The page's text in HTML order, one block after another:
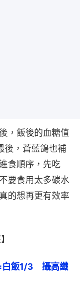
，飯後的血糖值
後，蒼藍鴿也補
食順序，先吃
要食用太多碳水
的想再更有效率
飯1/3　攝高纖